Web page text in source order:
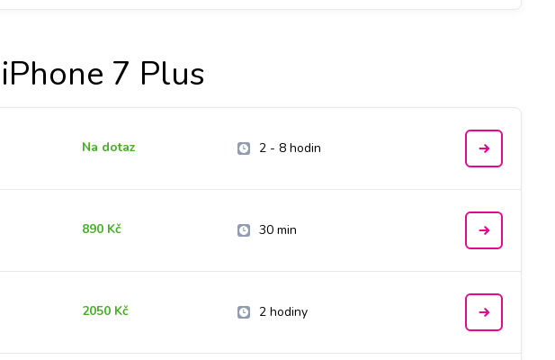
iPhone 7 Plus
Na dotaz 2 - 8 hodin
890 Kč 30 min
2050 Kč 2 hodiny